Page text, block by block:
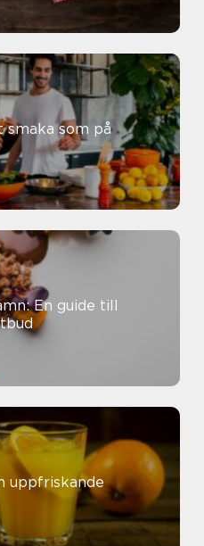
smaka som på
En guide till
uppfriskande